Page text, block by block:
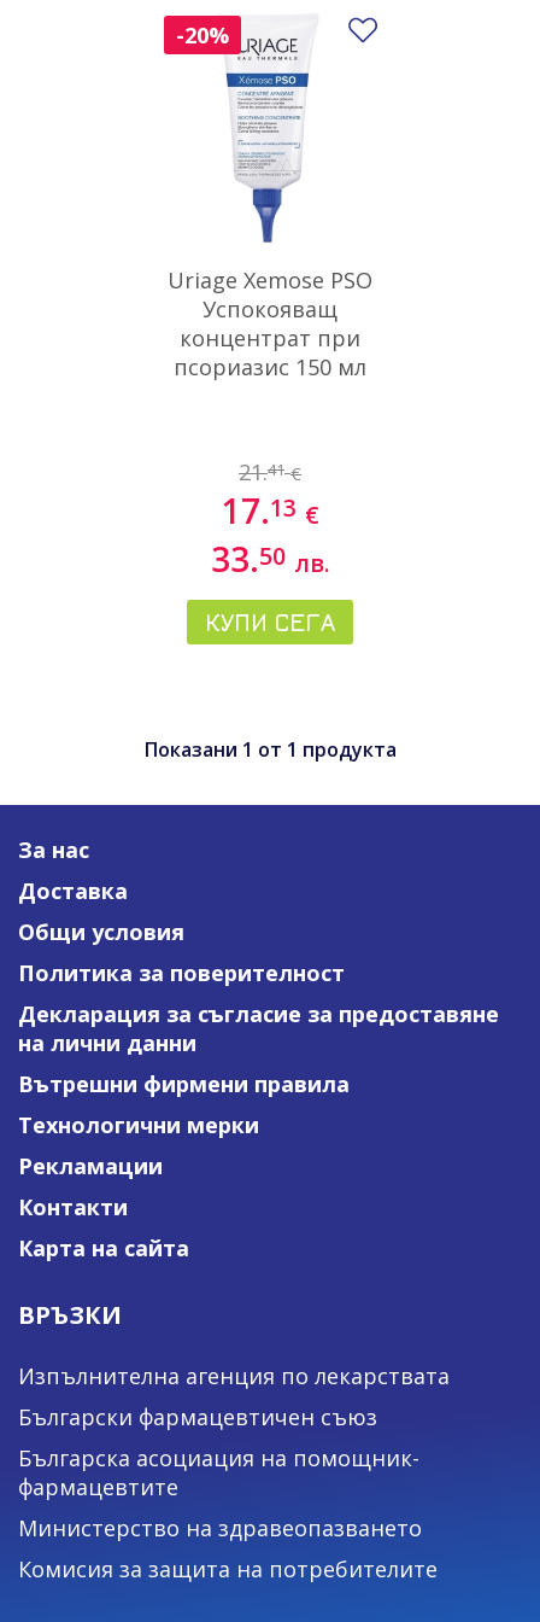
Uriage Xemose PSO
Успокояващ
концентрат при
псориазис 150 мл
21.41 €
17.13 €
33.50 лв.
КУПИ СЕГА
-20%
Показани 1 от 1 продукта
За нас
Доставка
Общи условия
Политика за поверителност
Декларация за съгласие за предоставяне
на лични данни
Вътрешни фирмени правила
Технологични мерки
Рекламации
Контакти
Карта на сайта
ВРЪЗКИ
Изпълнителна агенция по лекарствата
Български фармацевтичен съюз
Българска асоциация на помощник-
фармацевтите
Министерство на здравеопазването
Комисия за защита на потребителите